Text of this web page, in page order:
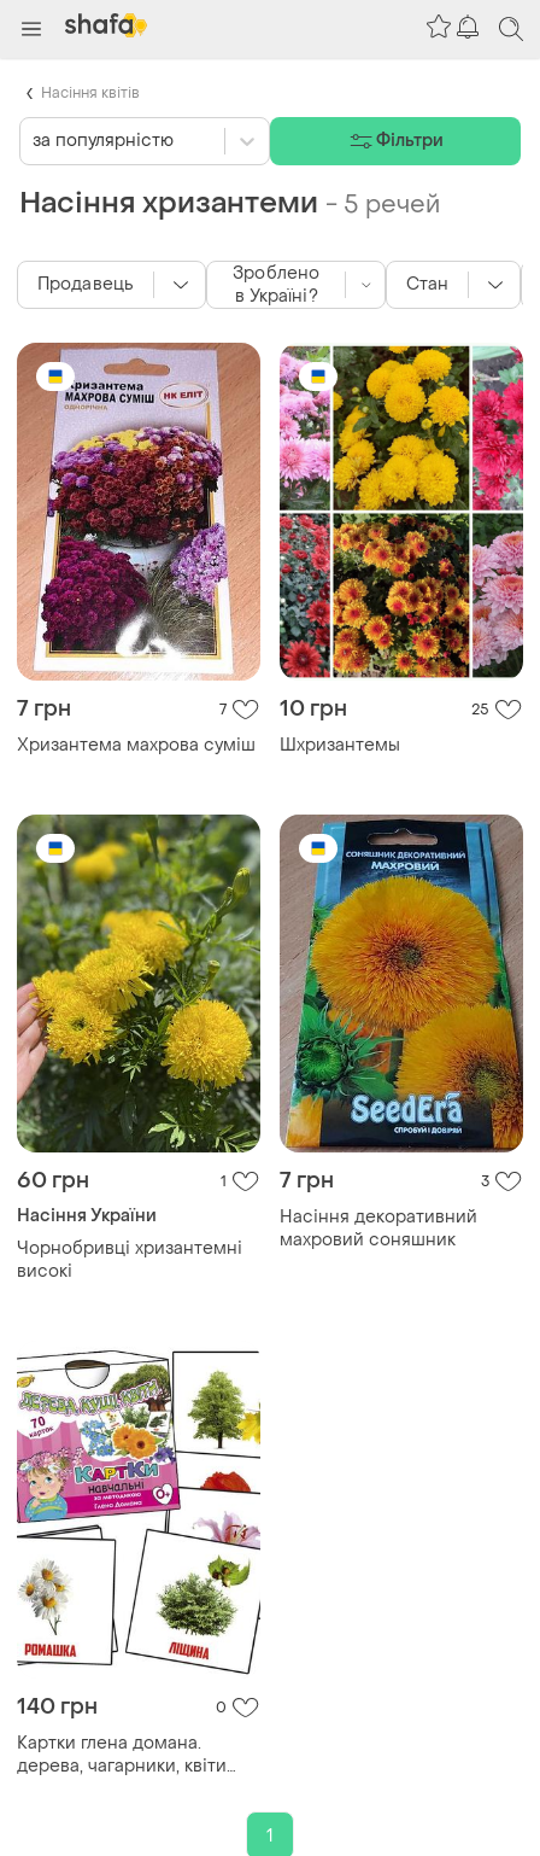
Насіння хризантеми - 5 речей
7 грн 7
Хризантема махрова суміш
10 грн 25
Шхризантемы
60 грн 1
Насіння України
Чорнобривці хризантемні
високі
7 грн 3
Насіння декоративний
махровий соняшник
140 грн 0
Картки глена домана.
дерева, чагарники, квіти
1
Продавець
Зроблено
в Україні?
Стан
за популярністю Фільтри
Насіння квітів